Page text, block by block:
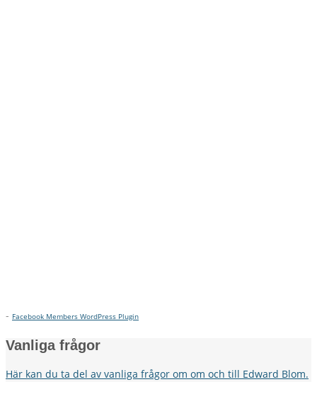
- Facebook Members WordPress Plugin
Vanliga frågor
Här kan du ta del av vanliga frågor om om och till Edward Blom.